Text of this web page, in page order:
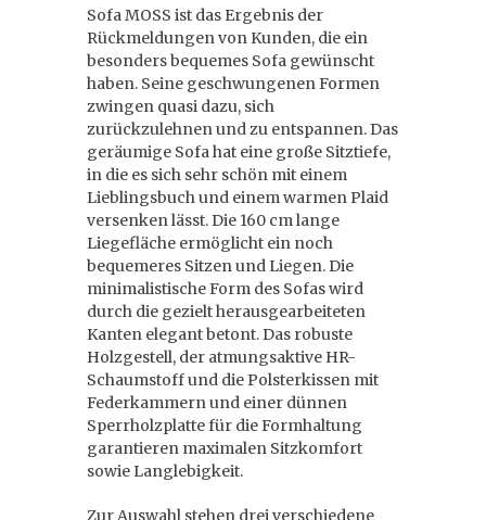
Sofa MOSS ist das Ergebnis der
Rückmeldungen von Kunden, die ein
besonders bequemes Sofa gewünscht
haben. Seine geschwungenen Formen
zwingen quasi dazu, sich
zurückzulehnen und zu entspannen. Das
geräumige Sofa hat eine große Sitztiefe,
in die es sich sehr schön mit einem
Lieblingsbuch und einem warmen Plaid
versenken lässt. Die 160 cm lange
Liegefläche ermöglicht ein noch
bequemeres Sitzen und Liegen. Die
minimalistische Form des Sofas wird
durch die gezielt herausgearbeiteten
Kanten elegant betont. Das robuste
Holzgestell, der atmungsaktive HR-
Schaumstoff und die Polsterkissen mit
Federkammern und einer dünnen
Sperrholzplatte für die Formhaltung
garantieren maximalen Sitzkomfort
sowie Langlebigkeit.
Zur Auswahl stehen drei verschiedene